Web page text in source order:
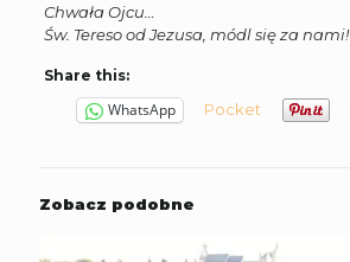
Chwała Ojcu…
Św. Tereso od Jezusa, módl się za nami!
Share this:
WhatsApp Pocket
Zobacz podobne